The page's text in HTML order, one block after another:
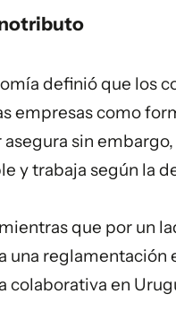
definió que los
empresas como
sin
y trabaja según la
que por un
una
colaborativa en